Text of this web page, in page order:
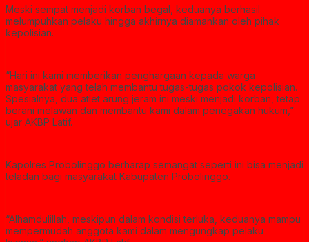
Meski sempat menjadi korban begal, keduanya berhasil
melumpuhkan pelaku hingga akhirnya diamankan oleh pihak
kepolisian.
“Hari ini kami memberikan penghargaan kepada warga
masyarakat yang telah membantu tugas-tugas pokok kepolisian.
Spesialnya, dua atlet arung jeram ini meski menjadi korban, tetap
berani melawan dan membantu kami dalam penegakan hukum,”
ujar AKBP Latif.
Kapolres Probolinggo berharap semangat seperti ini bisa menjadi
teladan bagi masyarakat Kabupaten Probolinggo.
“Alhamdulillah, meskipun dalam kondisi terluka, keduanya mampu
mempermudah anggota kami dalam mengungkap pelaku